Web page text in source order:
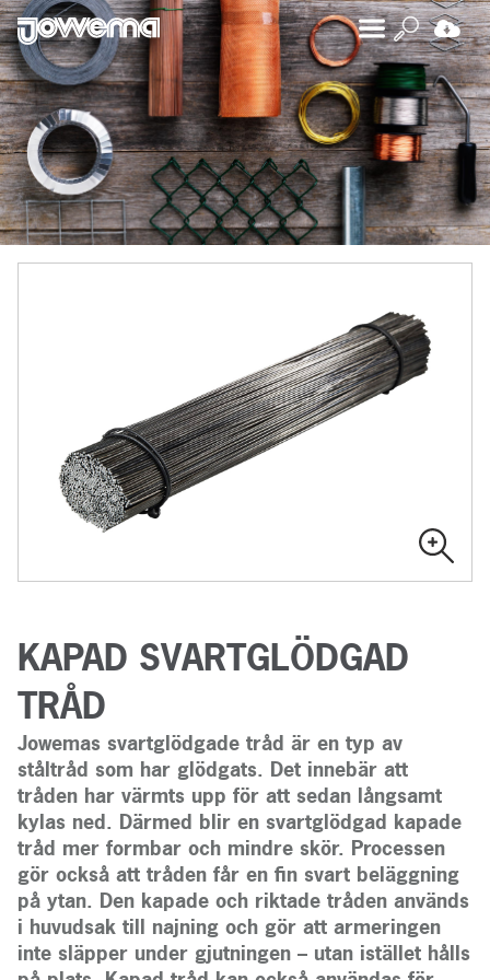
KAPAD SVARTGLÖDGAD
TRÅD
Jowemas svartglödgade tråd är en typ av
ståltråd som har glödgats. Det innebär att
tråden har värmts upp för att sedan långsamt
kylas ned. Därmed blir en svartglödgad kapade
tråd mer formbar och mindre skör. Processen
gör också att tråden får en fin svart beläggning
på ytan. Den kapade och riktade tråden används
i huvudsak till najning och gör att armeringen
inte släpper under gjutningen – utan istället hålls